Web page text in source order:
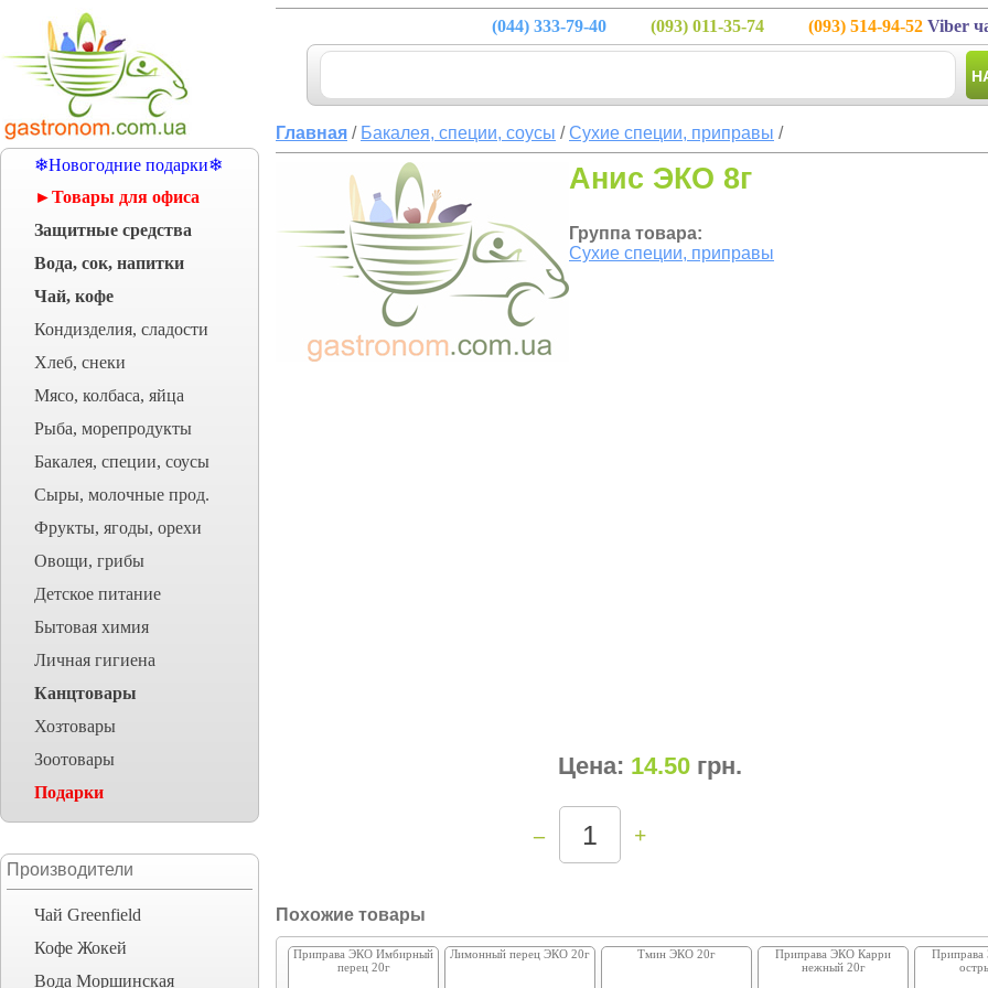
❄Новогодние подарки❄
►Товары для офиса
Защитные средства
Вода, сок, напитки
Чай, кофе
Кондизделия, сладости
Хлеб, снеки
Мясо, колбаса, яйца
Рыба, морепродукты
Бакалея, специи, соусы
Сыры, молочные прод.
Фрукты, ягоды, орехи
Овощи, грибы
Детское питание
Бытовая химия
Личная гигиена
Канцтовары
Хозтовары
Зоотовары
Подарки
Производители
Чай Greenfield
Кофе Жокей
Вода Моршинская
(044) 333-79-40 (093) 011-35-74 (093) 514-94-52 Viber
Главная / Бакалея, специи, соусы /Сухие специи, приправы /
Анис ЭКО 8г
Группа товара:
Сухие специи, приправы
Цена: 14.50 грн.
– +
Похожие товары
Приправа ЭКО Имбирный
перец 20г
Лимонный перец ЭКО 20г Тмин ЭКО 20г
Приправа ЭКО Карри
нежный 20г